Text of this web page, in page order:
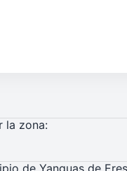
la zona:
de Yanguas de